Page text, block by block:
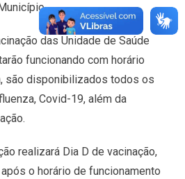
das Unidade de Saúde
funcionando com horário
são disponibilizados todos os
Covid-19, além da
realizará Dia D de vacinação,
o horário de funcionamento